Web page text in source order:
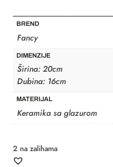
BREND
Fancy
DIMENZIJE
Širina: 20cm
Dubina: 16cm
MATERIJAL
Keramika sa glazurom
2 na zalihama